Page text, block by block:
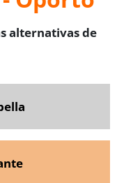
alternativas de